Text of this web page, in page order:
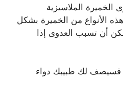
الخميرة الملاسيزية
الأنواع من الخميرة بشكل
أن تسبب العدوى إذا
فسيصف لك طبيبك دواء